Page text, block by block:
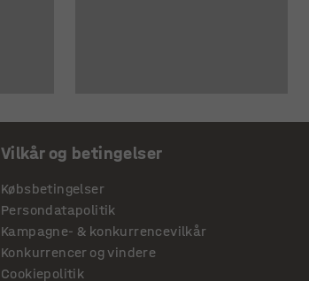
Vilkår og betingelser
Købsbetingelser
Persondatapolitik
Kampagne- & konkurrencevilkår
Konkurrencer og vindere
Cookiepolitik